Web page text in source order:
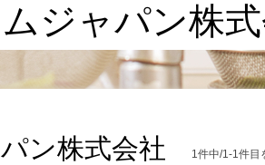
ムジャパン株
ン株式会社 1件中/1-1件目